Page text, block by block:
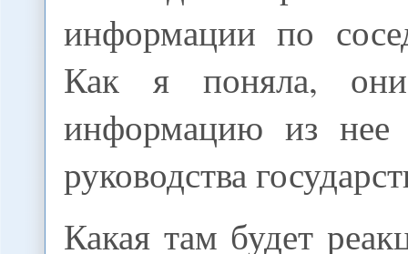
информации по
Как я поняла, они
информацию из
руководства
Какая там будет